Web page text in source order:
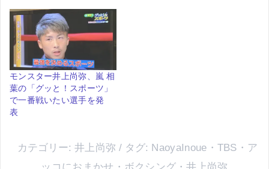
モンスター井上尚弥、嵐 相
葉の「グッと！スポーツ」
で一番戦いたい選手を発
表
カテゴリー: 井上尚弥 タグ: NaoyaInoue ・ TBS ・ ア